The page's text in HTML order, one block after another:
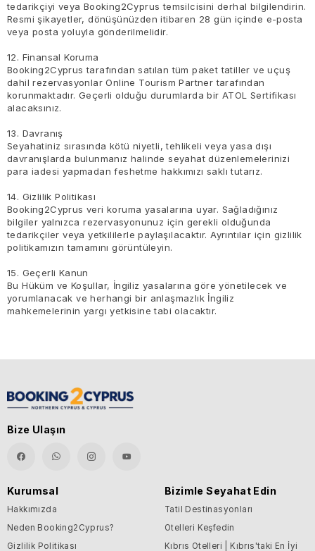
tedarikçiyi veya Booking2Cyprus temsilcisini derhal bilgilendirin.
Resmi şikayetler, dönüşünüzden itibaren 28 gün içinde e-posta
veya posta yoluyla gönderilmelidir.
12. Finansal Koruma
Booking2Cyprus tarafından satılan tüm paket tatiller ve uçuş
dahil rezervasyonlar Online Tourism Partner tarafından
korunmaktadır. Geçerli olduğu durumlarda bir ATOL Sertifikası
alacaksınız.
13. Davranış
Seyahatiniz sırasında kötü niyetli, tehlikeli veya yasa dışı
davranışlarda bulunmanız halinde seyahat düzenlemelerinizi
para iadesi yapmadan feshetme hakkımızı saklı tutarız.
14. Gizlilik Politikası
Booking2Cyprus veri koruma yasalarına uyar. Sağladığınız
bilgiler yalnızca rezervasyonunuz için gerekli olduğunda
tedarikçiler veya yetkililerle paylaşılacaktır. Ayrıntılar için gizlilik
politikamızın tamamını görüntüleyin.
15. Geçerli Kanun
Bu Hüküm ve Koşullar, İngiliz yasalarına göre yönetilecek ve
yorumlanacak ve herhangi bir anlaşmazlık İngiliz
mahkemelerinin yargı yetkisine tabi olacaktır.
Bize Ulaşın
Kurumsal
Hakkımızda
Neden Booking2Cyprus?
Gizlilik Politikası
Bizimle Seyahat Edin
Tatil Destinasyonları
Otelleri Keşfedin
Kıbrıs Otelleri | Kıbrıs'taki En İyi